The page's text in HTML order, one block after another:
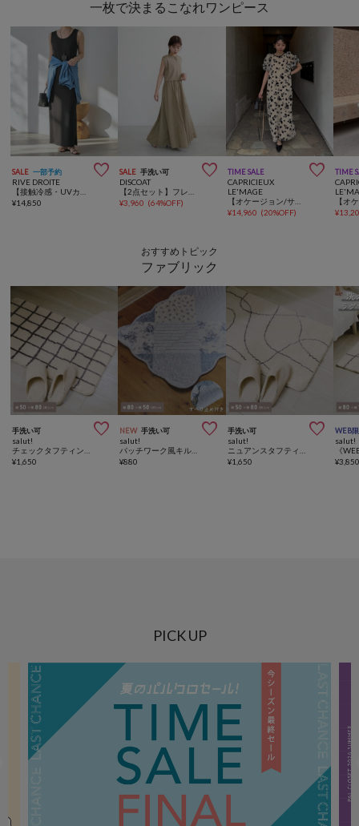
一枚で決まるこなれワンピース
SALE 一部予約 
RIVE DROITE
¥14,850
SALE 手洗い可 
DISCOAT
¥3,960 (64%OFF)
TIME SALE 
CAPRICIEUX
LE'MAGE
【オケージョン/サイズ展開あり】フロッキーパフワンピース
¥14,960 (20%OFF)
TIME
¥
おすすめトピック
ファブリック
手洗い可 
salut!
¥1,650
NEW 手洗い可 
salut!
¥880
手洗い可 
salut!
¥1,650
WEB
salut!
¥
PICK UP